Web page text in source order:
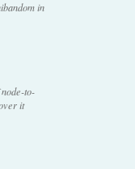
in
to-
it